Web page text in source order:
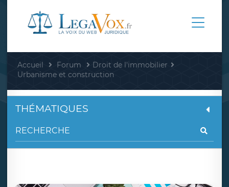
Accueil Forum
Droit de l'immobilier
Urbanisme et construction
THÉMATIQUES